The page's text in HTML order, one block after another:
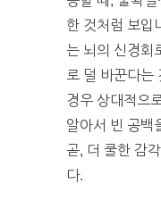
한 것처럼 보입
는 뇌의 신경회
로 덜 바꾼다는
경우 상대적으
알아서 빈 공백
곧, 더 쿨한 감
다.